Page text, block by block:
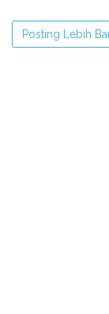
Posting Lebih